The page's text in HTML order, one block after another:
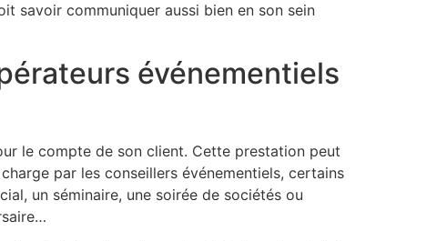
savoir communiquer aussi bien en son sein
événementiels
le compte de son client. Cette prestation peut
par les conseillers événementiels, certains
un séminaire, une soirée de sociétés ou